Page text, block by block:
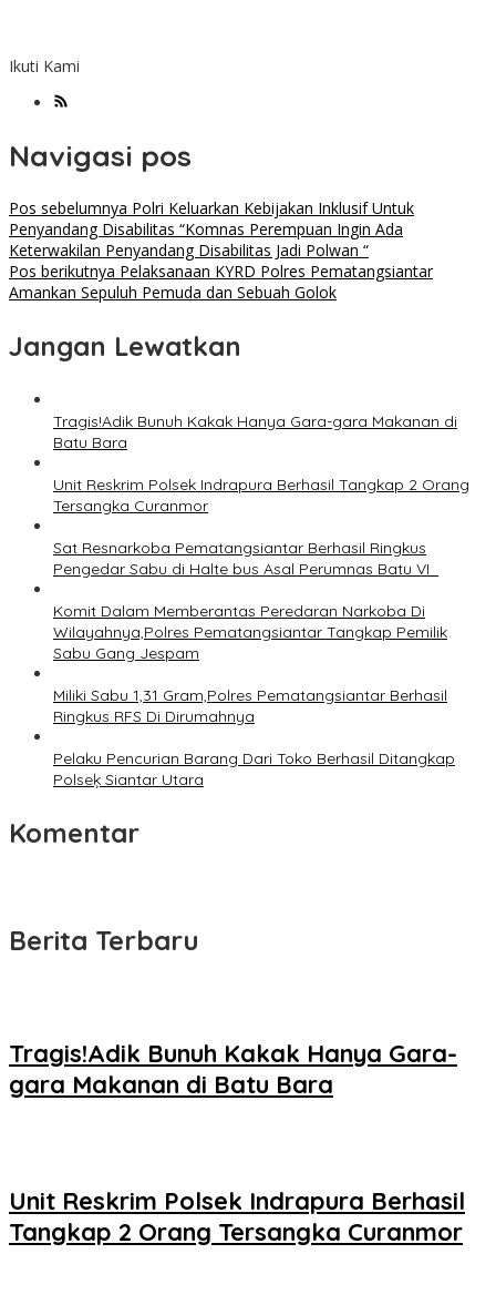
Ikuti Kami
Navigasi pos
Pos sebelumnya Polri Keluarkan Kebijakan Inklusif Untuk
Penyandang Disabilitas “Komnas Perempuan Ingin Ada
Keterwakilan Penyandang Disabilitas Jadi Polwan “
Pos berikutnya Pelaksanaan KYRD Polres Pematangsiantar
Amankan Sepuluh Pemuda dan Sebuah Golok
Jangan Lewatkan
Tragis!Adik Bunuh Kakak Hanya Gara-gara Makanan di
Batu Bara
Unit Reskrim Polsek Indrapura Berhasil Tangkap 2 Orang
Tersangka Curanmor
Sat Resnarkoba Pematangsiantar Berhasil Ringkus
Pengedar Sabu di Halte bus Asal Perumnas Batu VI
Komit Dalam Memberantas Peredaran Narkoba Di
Wilayahnya,Polres Pematangsiantar Tangkap Pemilik
Sabu Gang Jespam
Miliki Sabu 1,31 Gram,Polres Pematangsiantar Berhasil
Ringkus RFS Di Dirumahnya
Pelaku Pencurian Barang Dari Toko Berhasil Ditangkap
Polseķ Siantar Utara
Komentar
Berita Terbaru
Tragis!Adik Bunuh Kakak Hanya Gara-
gara Makanan di Batu Bara
Unit Reskrim Polsek Indrapura Berhasil
Tangkap 2 Orang Tersangka Curanmor